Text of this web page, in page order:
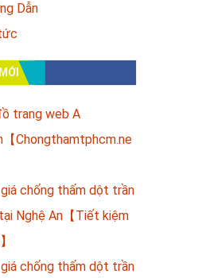
Dẫn
trang web A
【Chongthamtphcm.ne
chống thấm dột trần
Nghệ An【Tiết kiệm
chống thấm dột trần